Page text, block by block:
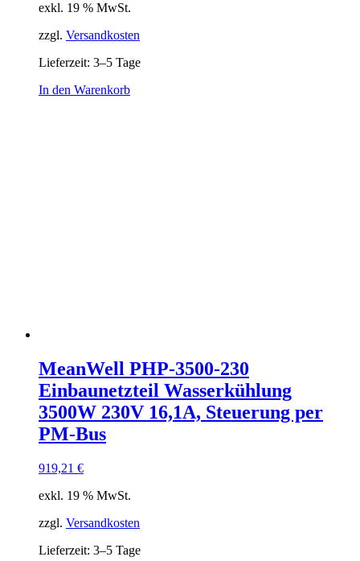
exkl. 19 % MwSt.
zzgl. Versandkosten
Lieferzeit: 3–5 Tage
In den Warenkorb
MeanWell PHP-3500-230
Einbaunetzteil Wasserkühlung
3500W 230V 16,1A, Steuerung per
PM-Bus
919,21 €
exkl. 19 % MwSt.
zzgl. Versandkosten
Lieferzeit: 3–5 Tage